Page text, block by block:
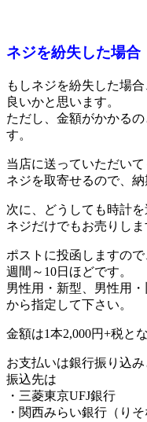
ネジを紛失した場合
もしネジを紛失した場
良いかと思います。
ただし、金額がかかる
す。
当店に送っていただい
ネジを取寄せるので、納
次に、どうしても時計
ネジだけでもお売りしま
ポストに投函しますの
週間～10日ほどです。
男性用・新型、男性用
から指定して下さい。
金額は1本2,000円+税と
お支払いは銀行振り込み
振込先は
・三菱東京UFJ銀行
・関西みらい銀行（りそ